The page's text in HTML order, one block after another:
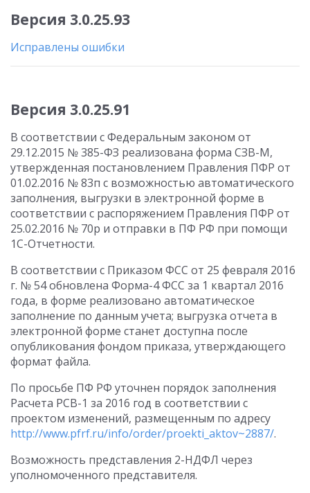
Версия 3.0.25.93
Исправлены ошибки
Версия 3.0.25.91
В соответствии с Федеральным законом от
29.12.2015 № 385-ФЗ реализована форма СЗВ-М,
утвержденная постановлением Правления ПФР от
01.02.2016 № 83п с возможностью автоматического
заполнения, выгрузки в электронной форме в
соответствии с распоряжением Правления ПФР от
25.02.2016 № 70р и отправки в ПФ РФ при помощи
1С-Отчетности.
В соответствии с Приказом ФСС от 25 февраля 2016
г. № 54 обновлена Форма-4 ФСС за 1 квартал 2016
года, в форме реализовано автоматическое
заполнение по данным учета; выгрузка отчета в
электронной форме станет доступна после
опубликования фондом приказа, утверждающего
формат файла.
По просьбе ПФ РФ уточнен порядок заполнения
Расчета РСВ-1 за 2016 год в соответствии с
проектом изменений, размещенным по адресу
http://www.pfrf.ru/info/order/proekti_aktov~2887/.
Возможность представления 2-НДФЛ через
уполномоченного представителя.